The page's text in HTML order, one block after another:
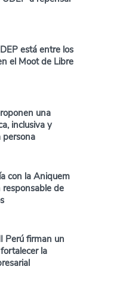
está entre los
el Moot de Libre
una
inclusiva y
persona
con la Aniquem
de
Perú firman un
la